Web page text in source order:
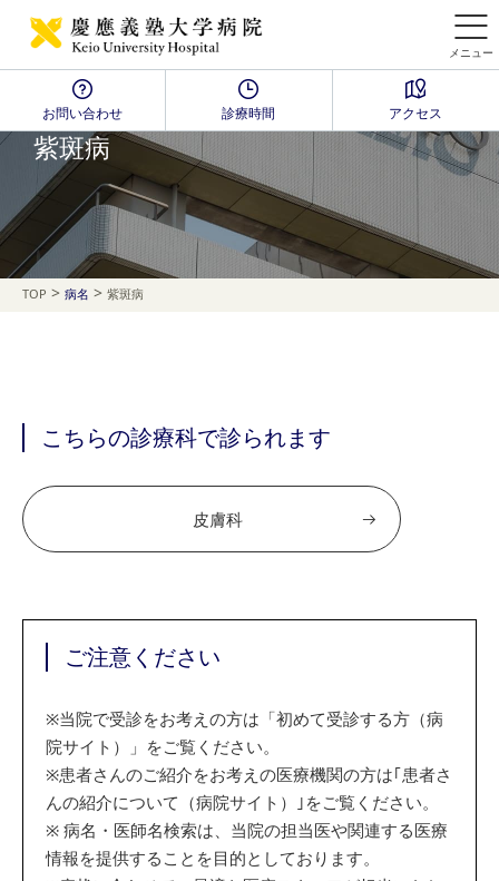
メニュー
お問い合わせ 診療時間 アクセス
Disease Name Search
紫斑病
TOP > 病名 > 紫斑病
こちらの診療科で診られます
皮膚科
ご注意ください
※当院で受診をお考えの方は「初めて受診する方（病
院サイト）」をご覧ください。
※患者さんのご紹介をお考えの医療機関の方は｢患者さ
んの紹介について（病院サイト）｣をご覧ください。
※ 病名・医師名検索は、当院の担当医や関連する医療
情報を提供することを目的としております。